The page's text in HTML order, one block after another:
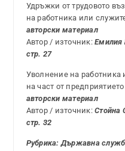
Удръжки от трудовото
на работника или
авторски материал
Автор / източник:Емилия
стр. 27
Уволнение на работника
на част от предприятието
авторски материал
Автор / източник:Стойна
стр. 32
Рубрика: Държавна